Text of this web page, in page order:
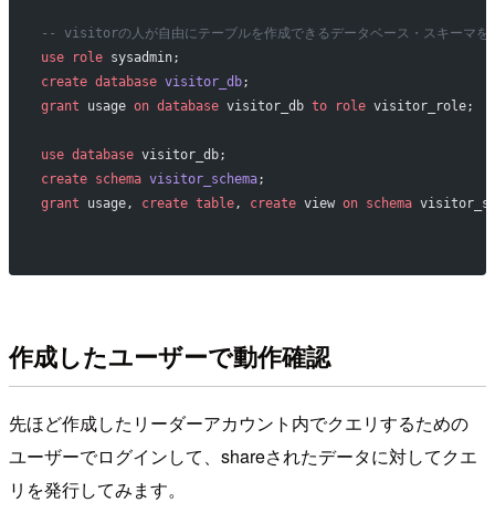
-- visitorの人が自由にテーブルを作成できるデータベース・スキーマを
use role sysadmin;
create database visitor_db;
grant usage on database visitor_db to role visitor_role;
use database visitor_db;
create schema visitor_schema;
grant usage, create table, create view on schema
作成したユーザーで動作確認
先ほど作成したリーダーアカウント内でクエリするための
ユーザーでログインして、shareされたデータに対してクエ
リを発行してみます。